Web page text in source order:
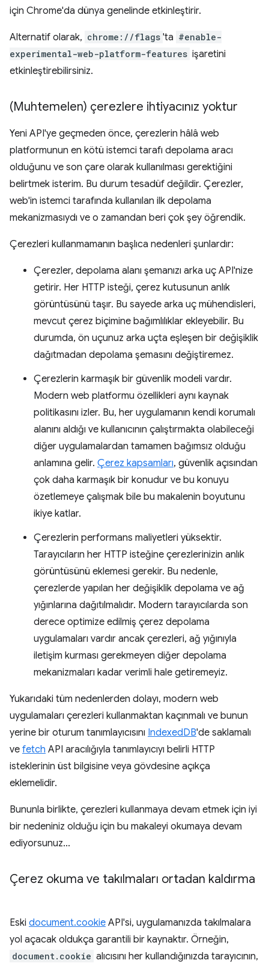
için Chrome'da dünya genelinde etkinleştirir.
Alternatif olarak, chrome://flags 'ta #enable-
experimental-web-platform-features işaretini
etkinleştirebilirsiniz.
(Muhtemelen) çerezlere ihtiyacınız yoktur
Yeni API'ye geçmeden önce, çerezlerin hâlâ web
platformunun en kötü istemci tarafı depolama aracı
olduğunu ve son çare olarak kullanılması gerektiğini
belirtmek isterim. Bu durum tesadüf değildir. Çerezler,
web'in istemci tarafında kullanılan ilk depolama
mekanizmasıydı ve o zamandan beri çok şey öğrendik.
Çerezleri kullanmamanın başlıca nedenleri şunlardır:
Çerezler, depolama alanı şemanızı arka uç API'nize
getirir. Her HTTP isteği, çerez kutusunun anlık
görüntüsünü taşır. Bu sayede arka uç mühendisleri,
mevcut çerez biçimine bağımlılıklar ekleyebilir. Bu
durumda, ön uçunuz arka uçta eşleşen bir değişiklik
dağıtmadan depolama şemasını değiştiremez.
Çerezlerin karmaşık bir güvenlik modeli vardır.
Modern web platformu özellikleri aynı kaynak
politikasını izler. Bu, her uygulamanın kendi korumalı
alanını aldığı ve kullanıcının çalıştırmakta olabileceği
diğer uygulamalardan tamamen bağımsız olduğu
anlamına gelir. Çerez kapsamları, güvenlik açısından
çok daha karmaşık bir konudur ve bu konuyu
özetlemeye çalışmak bile bu makalenin boyutunu
ikiye katlar.
Çerezlerin performans maliyetleri yüksektir.
Tarayıcıların her HTTP isteğine çerezlerinizin anlık
görüntüsünü eklemesi gerekir. Bu nedenle,
çerezlerde yapılan her değişiklik depolama ve ağ
yığınlarına dağıtılmalıdır. Modern tarayıcılarda son
derece optimize edilmiş çerez depolama
uygulamaları vardır ancak çerezleri, ağ yığınıyla
iletişim kurması gerekmeyen diğer depolama
mekanizmaları kadar verimli hale getiremeyiz.
Yukarıdaki tüm nedenlerden dolayı, modern web
uygulamaları çerezleri kullanmaktan kaçınmalı ve bunun
yerine bir oturum tanımlayıcısını IndexedDB'de saklamalı
ve fetch API aracılığıyla tanımlayıcıyı belirli HTTP
isteklerinin üst bilgisine veya gövdesine açıkça
eklemelidir.
Bununla birlikte, çerezleri kullanmaya devam etmek için iyi
bir nedeniniz olduğu için bu makaleyi okumaya devam
ediyorsunuz...
Çerez okuma ve takılmaları ortadan kaldırma
Eski document.cookie API'si, uygulamanızda takılmalara
yol açacak oldukça garantili bir kaynaktır. Örneğin,
document.cookie alıcısını her kullandığınızda tarayıcının,